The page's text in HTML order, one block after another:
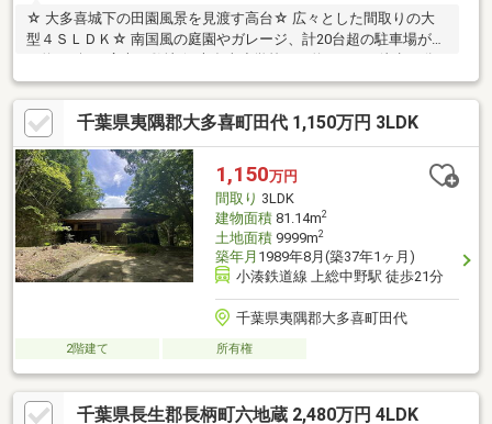
☆ 大多喜城下の田園風景を見渡す高台☆ 広々とした間取りの大
型４ＳＬＤＫ☆ 南国風の庭園やガレージ、計20台超の駐車場があ
る約400坪の広大な敷地☆ 大多喜小学校まで約1.5km・徒歩19分
☆ 大多喜中学校まで約1.6km・徒歩20分☆ ナフコ大多喜店まで車
で４分☆ いなげや大多喜店まで車で６分
千葉県夷隅郡大多喜町田代 1,150万円 3LDK
1,150万円
間取り 3LDK
建物面積81.14m2
土地面積9999m2
築年月 1989年8月(築37年1ヶ月)
小湊鉄道線 上総中野駅 徒歩21分
千葉県夷隅郡大多喜町田代
2階建て 所有権
千葉県長生郡長柄町六地蔵 2,480万円 4LDK